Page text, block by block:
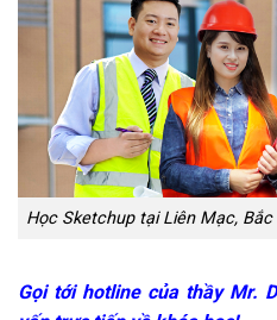
Học Sketchup tại Liên Mạc,
Gọi tới hotline của thầy Mr.